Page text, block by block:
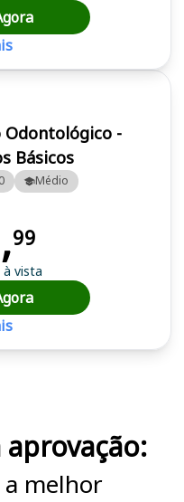
-
Básicos
Médio
99
à vista
a melhor